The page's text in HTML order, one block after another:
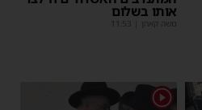
אותו בשלום
משה קאהן 11:53
1